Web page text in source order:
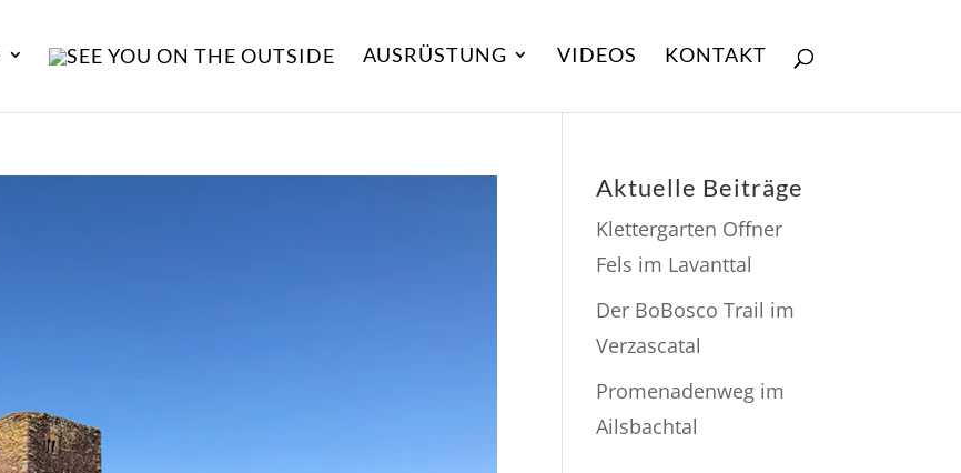
AUSRÜSTUNG VIDEOS KONTAKT
Aktuelle Beiträge
Klettergarten Offner
Fels im Lavanttal
Der BoBosco Trail im
Verzascatal
Promenadenweg im
Ailsbachtal